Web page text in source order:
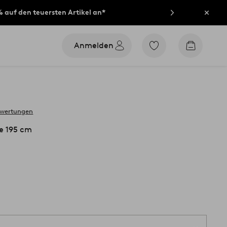
auf den teuersten Artikel an*
Anmelden
Zu
Zum
195 cm